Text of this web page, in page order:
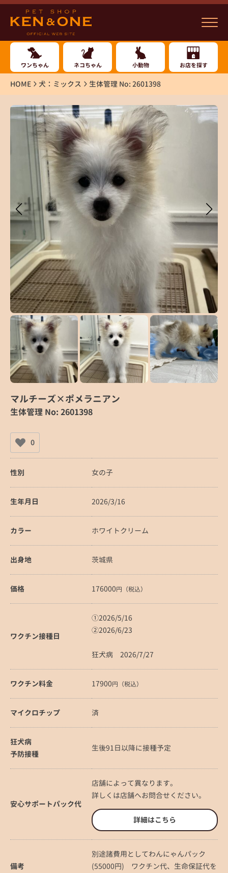
ワンちゃん ネコちゃん 小動物 お店を探す
HOME 犬：ミックス 生体管理 No: 2601398
マルチーズ×ポメラニアン
生体管理 No: 2601398
0
性別 女の子
生年月日 2026/3/16
カラー ホワイトクリーム
出身地 茨城県
価格 176000円（税込）
ワクチン接種日
①2026/5/16
②2026/6/23
狂犬病 2026/7/27
ワクチン料金 17900円（税込）
マイクロチップ 済
狂犬病
予防接種
生後91日以降に接種予定
安心サポートパック代
店舗によって異なります。
詳しくは店舗へお問合せください。
詳細はこちら
備考
別途諸費用としてわんにゃんパック
(55000円) ワクチン代、生命保証代を